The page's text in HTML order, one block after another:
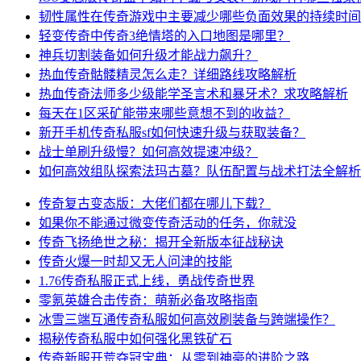
韧性属性在传奇游戏中主要减少哪些负面效果的持续时
轻变传奇中传奇3绝情塔的入口地图是哪里？
神兵切割装备如何升级才能战力飙升？
热血传奇骷髅精灵怎么走？详细路线攻略解析
热血传奇法师多少级能学圣言术和暴牙术？求攻略解析
每天在1区采矿能带来哪些意想不到的收益？
新开手机传奇私服sf如何快速升级与获取装备？
战士单刷升级慢？如何高效提速冲级？
如何高效组队探索法玛古墓？队伍配置与战术打法全解析
传奇复古变态版：大佬们都在哪儿下载？
如果你不能通过微变传奇活动的任务，你就没
传奇飞扬绝世之秘：揭开全新版本征战秘诀
传奇火爆一时却又无人问津的技能
1.76传奇私服正式上线，勇战传奇世界
零氪英雄合击传奇：萌新必备攻略指南
冰雪三端互通传奇私服如何高效刷装备与跨端操作？
揭秘传奇私服中如何强化黑铁矿石